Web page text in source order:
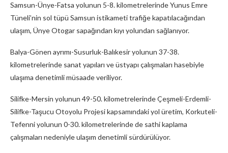
Samsun-Ünye-Fatsa yolunun 5-8. kilometrelerinde Yunus Emre
Tüneli’nin sol tüpü Samsun istikameti trafiğe kapatılacağından
ulaşım, Ünye Otogar sapağından kıyı yolundan sağlanıyor.
Balya-Gönen ayrımı-Susurluk-Balıkesir yolunun 37-38.
kilometrelerinde sanat yapıları ve üstyapı çalışmaları hasebiyle
ulaşıma denetimli müsaade veriliyor.
Silifke-Mersin yolunun 49-50. kilometrelerinde Çeşmeli-Erdemli-
Silifke-Taşucu Otoyolu Projesi kapsamındaki yol üretim, Korkuteli-
Tefenni yolunun 0-30. kilometrelerinde de sathi kaplama
çalışmaları nedeniyle ulaşım denetimli sürdürülüyor.